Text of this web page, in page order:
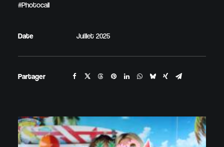
#Photocall
Date Juillet 2025
Partager